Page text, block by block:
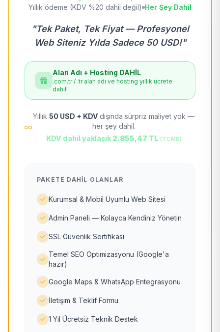
Yıllık ödeme (KDV %20 dahil değil) Her Şey Dahil
"Tek Paket, Tek Fiyat — Profesyonel
Web Siteniz Yılda Sadece 50 USD!"
Alan Adı + Hosting DAHİL
.com.tr / .tr alan adı ve hosting yıllık ücrete
dahil!
Yıllık 50 USD + KDV dışında sürpriz maliyet yok —
her şey dahil.
KDV dahil yaklaşık 2.855,47 TL (TCMB)
PAKETE DAHIL OLANLAR
Kurumsal & Mobil Uyumlu Web Sitesi
Admin Paneli — Kolayca Kendiniz Yönetin
SSL Güvenlik Sertifikası
Temel SEO Optimizasyonu (Google'a
hazır)
Google Maps & WhatsApp Entegrasyonu
İletişim & Teklif Formu
1 Yıl Ücretsiz Teknik Destek